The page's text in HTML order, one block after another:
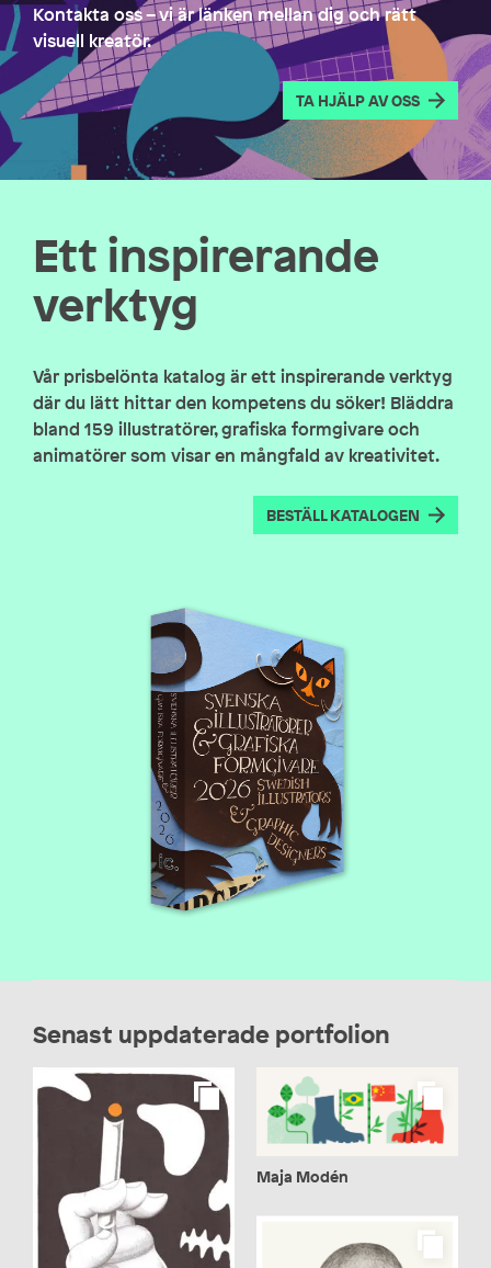
Kontakta oss – vi är länken mellan dig och rätt
visuell kreatör.
TA HJÄLP AV OSS
Ett inspirerande
verktyg
Vår prisbelönta katalog är ett inspirerande verktyg
där du lätt hittar den kompetens du söker! Bläddra
bland 159 illustratörer, grafiska formgivare och
animatörer som visar en mångfald av kreativitet.
BESTÄLL KATALOGEN
Senast uppdaterade portfolion
Maja Modén